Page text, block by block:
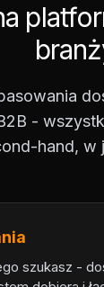
-
hand, w
szukasz -